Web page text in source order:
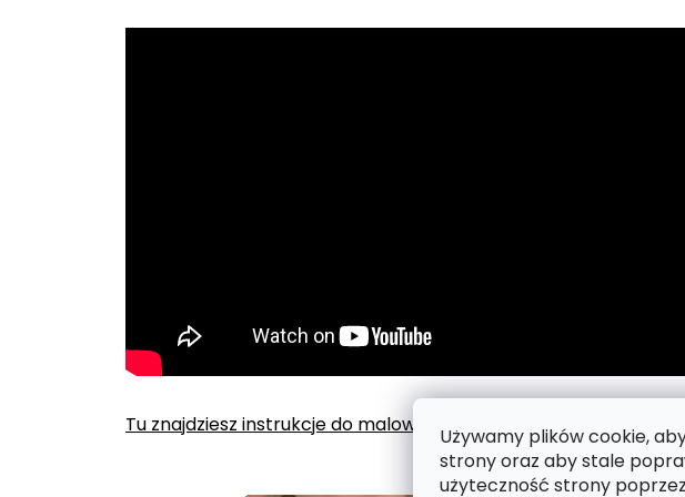
Używamy plików cookie,
strony oraz aby stale
użyteczność strony
Tu znajdziesz instrukcje do malowania po numerach.